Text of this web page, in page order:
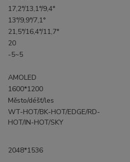
17,2°/13,1°/9,4°
13°/9,9°/7,1°
21,5°/16,4°/11,7°
20
-5~5
AMOLED
1600*1200
Město/déšť/les
WT-HOT/BK-HOT/EDGE/RD-
HOT/IN-HOT/SKY
2048*1536